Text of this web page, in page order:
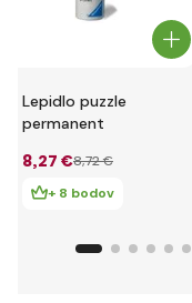
Lepidlo puzzle
permanent
8,27 €8,72 €
+ 8 bodov